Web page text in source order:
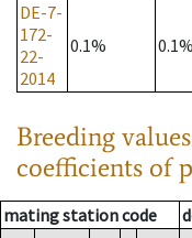
DE-7-
172-
22-
2014
0.1% 0.1%
Breeding
coefficients of
mating station code